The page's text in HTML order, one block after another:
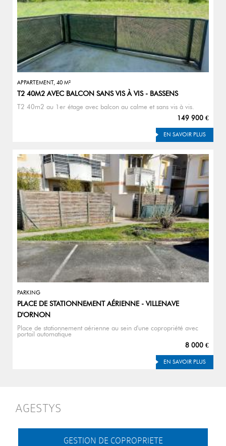
APPARTEMENT, 40 M²
T2 40M2 AVEC BALCON SANS VIS À VIS - BASSENS
T2 40m2 au 1er étage avec balcon au calme et sans vis à vis.
149 900 €
EN SAVOIR PLUS
PARKING
PLACE DE STATIONNEMENT AÉRIENNE - VILLENAVE
D'ORNON
Place de stationnement aérienne au sein d'une copropriété avec
portail automatique
8 000 €
EN SAVOIR PLUS
AGESTYS
GESTION DE COPROPRIETE